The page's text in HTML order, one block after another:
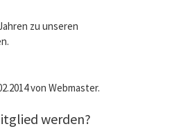
zu unseren
von Webmaster.
werden?